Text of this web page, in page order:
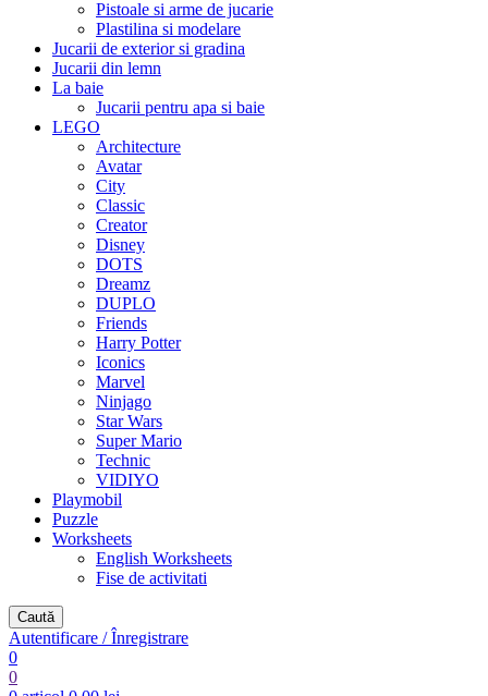
Pistoale si arme de jucarie
Plastilina si modelare
Jucarii de exterior si gradina
Jucarii din lemn
La baie
Jucarii pentru apa si baie
LEGO
Architecture
Avatar
City
Classic
Creator
Disney
DOTS
Dreamz
DUPLO
Friends
Harry Potter
Iconics
Marvel
Ninjago
Star Wars
Super Mario
Technic
VIDIYO
Playmobil
Puzzle
Worksheets
English Worksheets
Fise de activitati
Caută
Autentificare / Înregistrare
0
0